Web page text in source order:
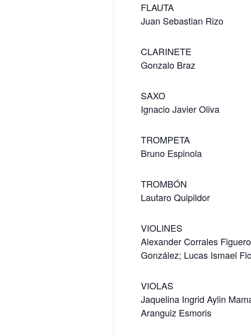
FLAUTA
Juan Sebastian Rizo
CLARINETE
Gonzalo Braz
SAXO
Ignacio Javier Oliva
TROMPETA
Bruno Espinola
TROMBÓN
Lautaro Quipildor
VIOLINES
Alexander Corrales
González; Lucas Ismael
VIOLAS
Jaquelina Ingrid Aylin
Aranguiz Esmoris